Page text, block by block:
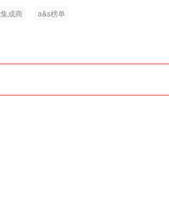
成商 a&s榜单